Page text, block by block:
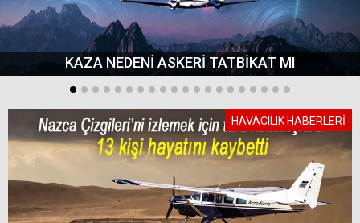
KAZA NEDENİ ASKERİ TATBİKAT MI
HAVACILIK HABERLERİ